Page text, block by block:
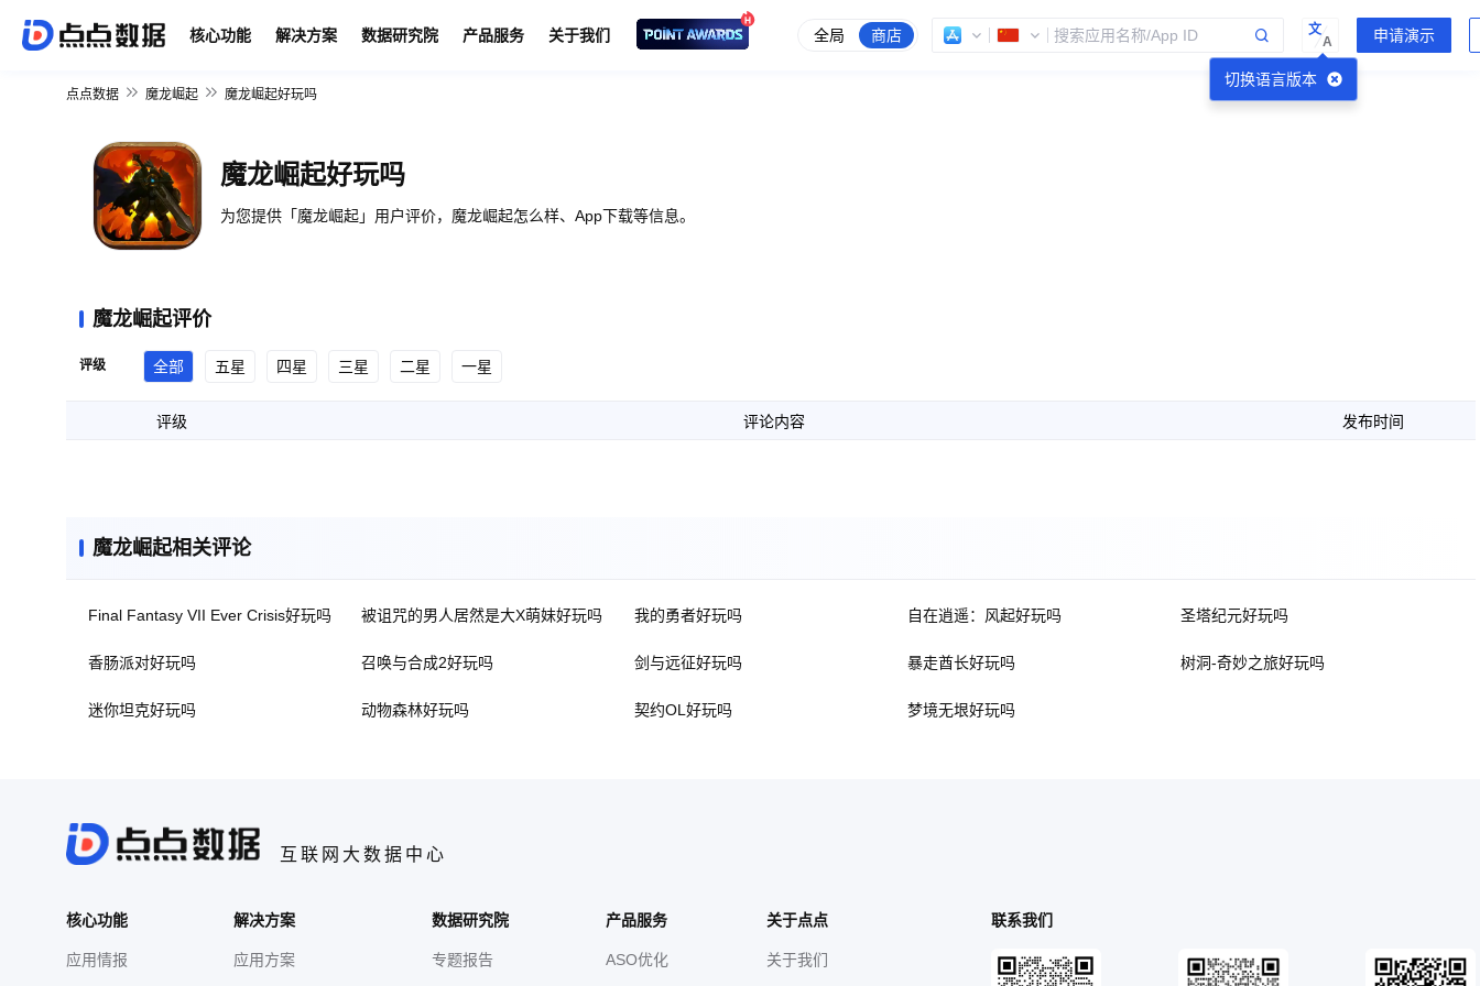
核心功能 解决方案 数据研究院 产品服务 关于我们 全局 商店
切换语言版本
文
A
点点数据 魔龙崛起 魔龙崛起好玩吗
魔龙崛起好玩吗
为您提供「魔龙崛起」用户评价，魔龙崛起怎么样、App下载等信息。
魔龙崛起评价
评级 全部 五星 四星 三星 二星 一星
评级 评论内容 发布时间
魔龙崛起相关评论
Final Fantasy VII Ever Crisis好玩吗 被诅咒的男人居然是大X萌妹好玩吗 我的勇者好玩吗 自在逍遥：风起好玩吗 圣塔纪元好玩吗
香肠派对好玩吗 召唤与合成2好玩吗 剑与远征好玩吗 暴走酋长好玩吗 树洞-奇妙之旅好玩吗
迷你坦克好玩吗 动物森林好玩吗 契约OL好玩吗 梦境无垠好玩吗
互联网大数据中心
核心功能
应用情报
解决方案
应用方案
数据研究院
专题报告
产品服务
ASO优化
关于点点
关于我们
联系我们